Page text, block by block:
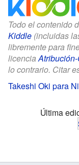
Todo el contenido
Kiddle (incluidas
libremente para
licencia
lo contrario. Citar
Takeshi Oki para
Última